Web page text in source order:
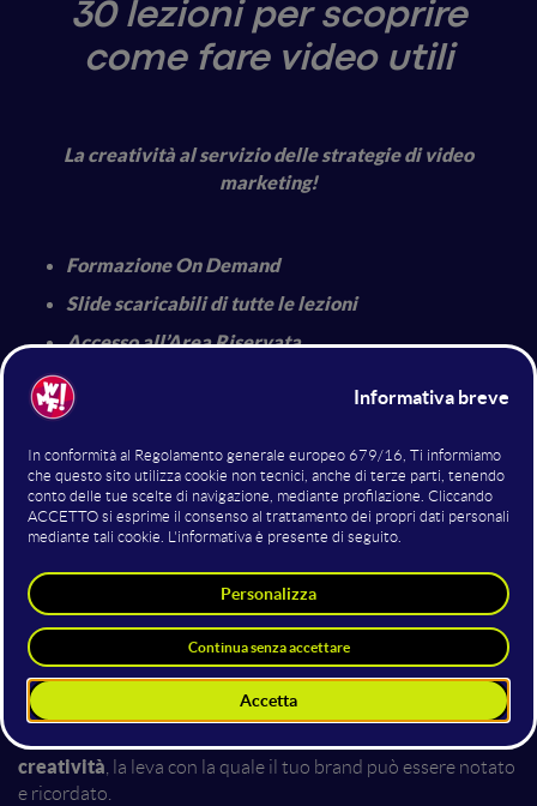
30 lezioni per scoprire
come fare video utili
La creatività al servizio delle strategie di video
marketing!
Formazione On Demand
Slide scaricabili di tutte le lezioni
Accesso all’Area Riservata
Dai format alle strategie video, dai device giusti a come i
video si pensano, si producono e infine si utilizzano per
massimizzare il loro impatto: il Corso Online Video
Marketing & Creativity è un percorso che approfondirà il
potenziale del video come oggetto che è sia tecnico sia
L’obiettivo del corso, composto da13 moduli e 30 lezioni
quello di raggiungere una piena consapevolezza delle
potenzialità del video e permetterti di implementarle
all’interno della tua strategia di marketing.
Il punto di partenza del percorso che ti porterà a sfruttare il
video per massimizzare il ROI dei tuoi investimenti è la
creatività , la leva con la quale il tuo brand può essere notato
e ricordato.